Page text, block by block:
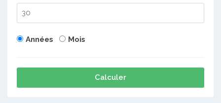
Années Mois
Calculer